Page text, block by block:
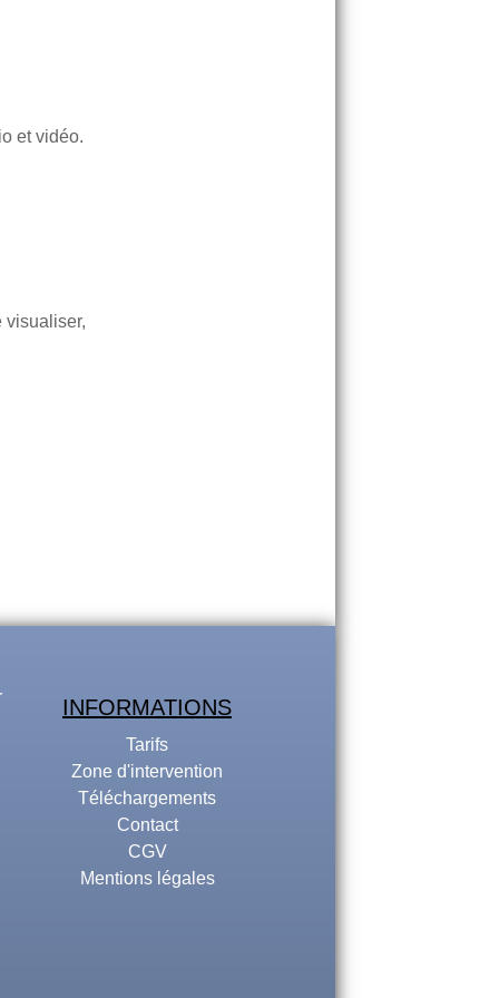
et vidéo.
visualiser,
INFORMATIONS
Tarifs
Zone d'intervention
Téléchargements
Contact
CGV
Mentions légales